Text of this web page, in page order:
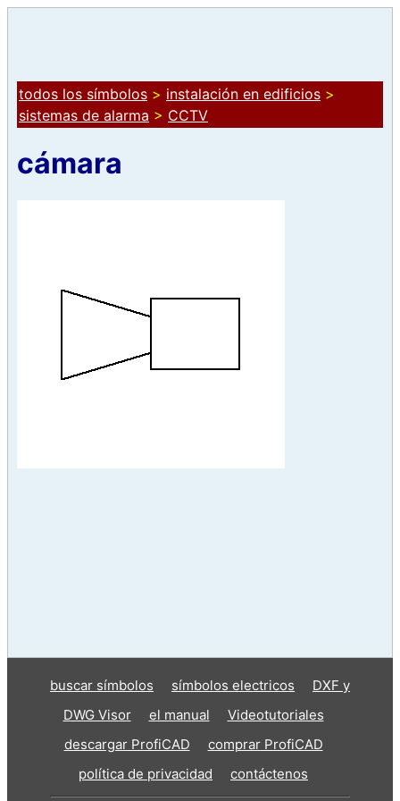
todos los símbolos > instalación en edificios >
sistemas de alarma > CCTV
cámara
buscar símbolos símbolos electricos
DXF y
DWG Visor
el manual
Videotutoriales
descargar ProfiCAD
comprar ProfiCAD
política de privacidad
contáctenos